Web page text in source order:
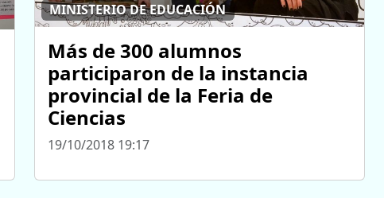
MINISTERIO DE EDUCACIÓN
Más de 300 alumnos
participaron de la instancia
provincial de la Feria de
Ciencias
19/10/2018 19:17